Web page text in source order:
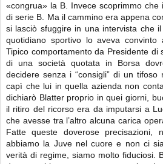
«congrua» la B. Invece scoprimmo
di serie B. Ma il cammino era appena
si lasciò sfuggire in una intervista che
quotidiano sportivo lo aveva
Tipico comportamento da Presidente di
di una società quotata in Borsa
decidere senza i “consigli” di un
capì che lui in quella azienda non
dichiarò Blatter proprio in quei giorni,
il ritiro del ricorso era da imputarsi a
che avesse tra l’altro alcuna carica
Fatte queste doverose
abbiamo la Juve nel cuore e non ci
verità di regime, siamo molto fiduciosi.